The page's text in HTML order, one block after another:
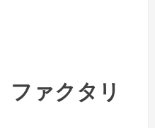
ファクタリ